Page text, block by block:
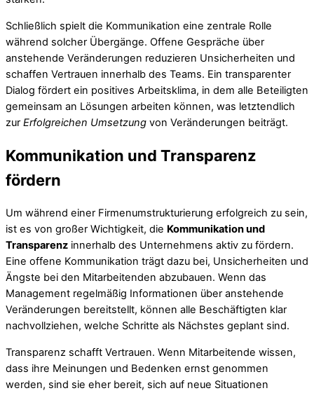
Schließlich spielt die Kommunikation eine zentrale Rolle
während solcher Übergänge. Offene Gespräche über
anstehende Veränderungen reduzieren Unsicherheiten und
schaffen Vertrauen innerhalb des Teams. Ein transparenter
Dialog fördert ein positives Arbeitsklima, in dem alle Beteiligten
gemeinsam an Lösungen arbeiten können, was letztendlich
zur Erfolgreichen Umsetzung von Veränderungen beiträgt.
Kommunikation und Transparenz
fördern
Um während einer Firmenumstrukturierung erfolgreich zu sein,
ist es von großer Wichtigkeit, die Kommunikation und
Transparenz innerhalb des Unternehmens aktiv zu fördern.
Eine offene Kommunikation trägt dazu bei, Unsicherheiten und
Ängste bei den Mitarbeitenden abzubauen. Wenn das
Management regelmäßig Informationen über anstehende
Veränderungen bereitstellt, können alle Beschäftigten klar
nachvollziehen, welche Schritte als Nächstes geplant sind.
Transparenz schafft Vertrauen. Wenn Mitarbeitende wissen,
dass ihre Meinungen und Bedenken ernst genommen
werden, sind sie eher bereit, sich auf neue Situationen